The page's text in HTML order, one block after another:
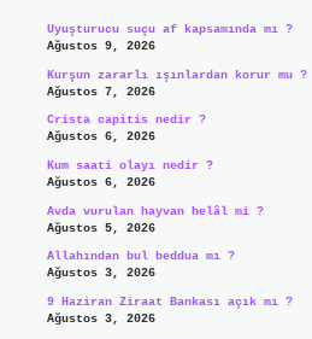
Uyuşturucu suçu af kapsamında mı ?
Ağustos 9, 2026
Kurşun zararlı ışınlardan korur mu ?
Ağustos 7, 2026
Crista capitis nedir ?
Ağustos 6, 2026
Kum saati olayı nedir ?
Ağustos 6, 2026
Avda vurulan hayvan helâl mi ?
Ağustos 5, 2026
Allahından bul beddua mı ?
Ağustos 3, 2026
9 Haziran Ziraat Bankası açık mı ?
Ağustos 3, 2026